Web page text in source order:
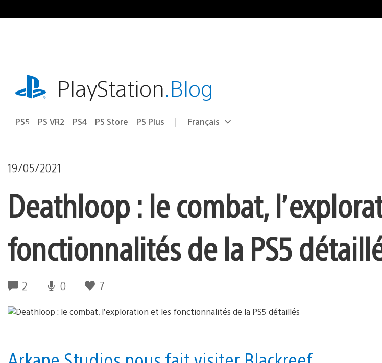
au
playstation.comPlayStation.Blog
PS5 PS VR2 PS4 PS Store PS Plus Choisir
Région
Français
19/05/2021
Deathloop : le combat,
fonctionnalités de la PS5
2 0 7